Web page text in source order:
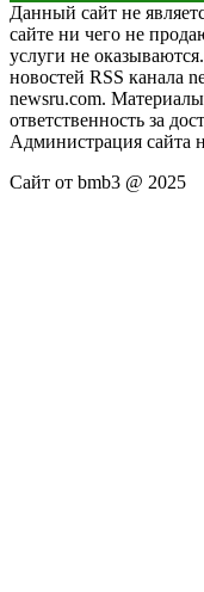
Данный сайт не
сайте ни чего не
услуги не
новостей RSS канала
newsru.com.
ответственность за
Администрация сайта
Сайт от bmb3 @ 2025